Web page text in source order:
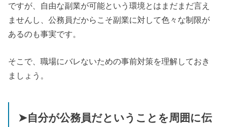
ですが、自由な副業が可能という環境とはまだまだ言え
ませんし、公務員だからこそ副業に対して色々な制限が
あるのも事実です。
そこで、職場にバレないための事前対策を理解しておき
ましょう。
➤自分が公務員だということを周囲に伝